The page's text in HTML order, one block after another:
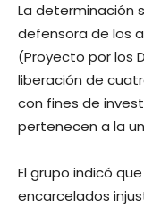
La determinación
defensora de los
(Proyecto por los
liberación de
con fines de
pertenecen a la
El grupo indicó
encarcelados